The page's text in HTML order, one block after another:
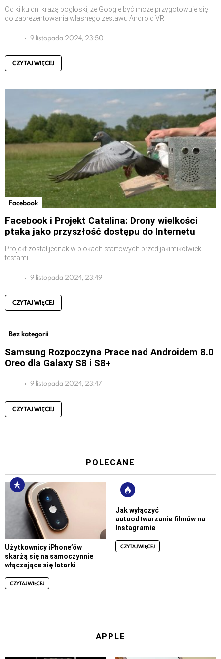
Od kilku dni krążą pogłoski, że Google być może przygotowuje się
do zaprezentowania własnego zestawu Android VR
9 listopada 2024, 23:50
CZYTAJ WIĘCEJ
Facebook
Facebook i Projekt Catalina: Drony wielkości
ptaka jako przyszłość dostępu do Internetu
Projekt został jednak w blokach startowych przed jakimikolwiek
testami
9 listopada 2024, 23:49
CZYTAJ WIĘCEJ
Bez kategorii
Samsung Rozpoczyna Prace nad Androidem 8.0
Oreo dla Galaxy S8 i S8+
9 listopada 2024, 23:47
CZYTAJ WIĘCEJ
POLECANE
Użytkownicy iPhone’ów
skarżą się na samoczynnie
włączające się latarki
CZYTAJ WIĘCEJ
Jak wyłączyć
autoodtwarzanie filmów na
Instagramie
CZYTAJ WIĘCEJ
APPLE